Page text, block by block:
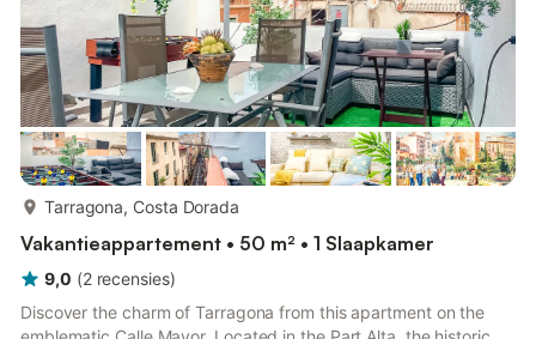
Tarragona, Costa Dorada
Vakantieappartement • 50 m² • 1 Slaapkamer
9,0 (2 recensies)
Discover the charm of Tarragona from this apartment on the